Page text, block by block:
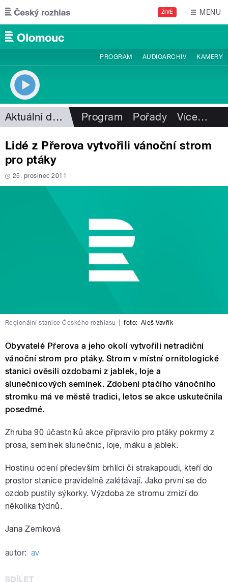
Přejít k hlavnímu obsahu
ŽIVĚ MENU
PROGRAM AUDIOARCHIV KAMERY
Aktuální dění Program Pořady Více…
Lidé z Přerova vytvořili vánoční strom
pro ptáky
25. prosinec 2011
Regionální stanice Českého rozhlasu foto: Aleš Vavřík
Obyvatelé Přerova a jeho okolí vytvořili netradiční
vánoční strom pro ptáky. Strom v místní ornitologické
stanici ověsili ozdobami z jablek, loje a
slunečnicových semínek. Zdobení ptačího vánočního
stromku má ve městě tradici, letos se akce uskutečnila
posedmé.
Zhruba 90 účastníků akce připravilo pro ptáky pokrmy z
prosa, semínek slunečnic, loje, máku a jablek.
Hostinu ocení především brhlíci či strakapoudi, kteří do
prostor stanice pravidelně zalétávají. Jako první se do
ozdob pustily sýkorky. Výzdoba ze stromu zmizí do
několika týdnů.
Jana Zemková
autor: av